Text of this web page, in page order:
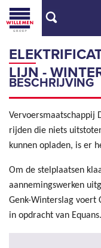
LIJN -
BESCHRIJVING
Vervoersmaatschappij
rijden die niets
kunnen opladen, is er
Om de stelplaatsen
aannemingswerken
Genk-Winterslag voert
in opdracht van Equans.